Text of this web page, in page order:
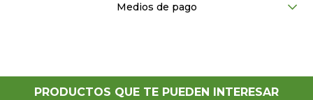
Medios de pago
PRODUCTOS QUE TE PUEDEN INTERESAR